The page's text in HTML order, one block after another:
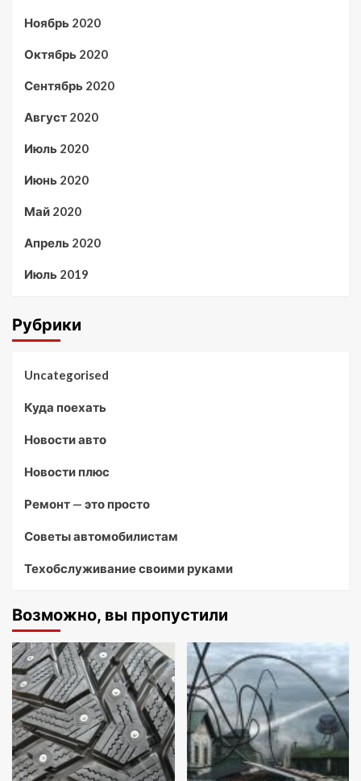
Ноябрь 2020
Октябрь 2020
Сентябрь 2020
Август 2020
Июль 2020
Июнь 2020
Май 2020
Апрель 2020
Июль 2019
Рубрики
Uncategorised
Куда поехать
Новости авто
Новости плюс
Ремонт — это просто
Советы автомобилистам
Техобслуживание своими руками
Возможно, вы пропустили